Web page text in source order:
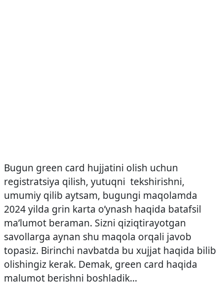
Bugun green card hujjatini olish uchun
registratsiya qilish, yutuqni tekshirishni,
umumiy qilib aytsam, bugungi maqolamda
2024 yilda grin karta o’ynash haqida batafsil
ma’lumot beraman. Sizni qiziqtirayotgan
savollarga aynan shu maqola orqali javob
topasiz. Birinchi navbatda bu xujjat haqida bilib
olishingiz kerak. Demak, green card haqida
malumot berishni boshladik…